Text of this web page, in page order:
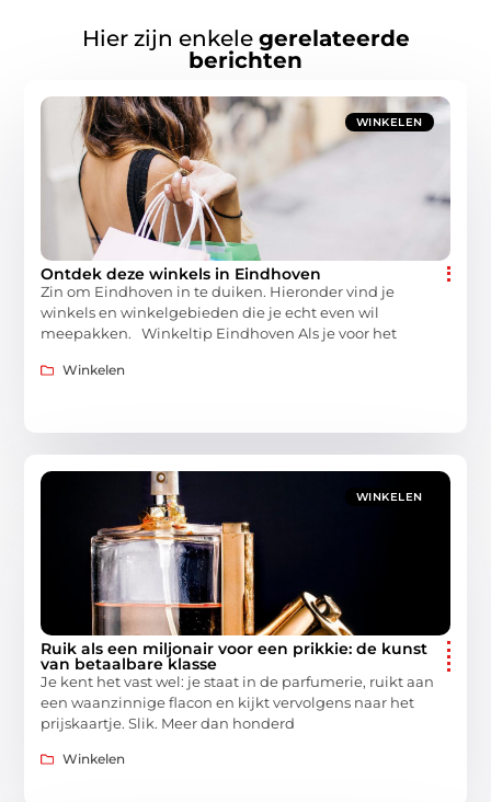
Hier zijn enkele gerelateerde
berichten
WINKELEN
Ontdek deze winkels in Eindhoven
Zin om Eindhoven in te duiken. Hieronder vind je
winkels en winkelgebieden die je echt even wil
meepakken. Winkeltip Eindhoven Als je voor het
Winkelen
WINKELEN
Ruik als een miljonair voor een prikkie: de kunst
van betaalbare klasse
Je kent het vast wel: je staat in de parfumerie, ruikt aan
een waanzinnige flacon en kijkt vervolgens naar het
prijskaartje. Slik. Meer dan honderd
Winkelen